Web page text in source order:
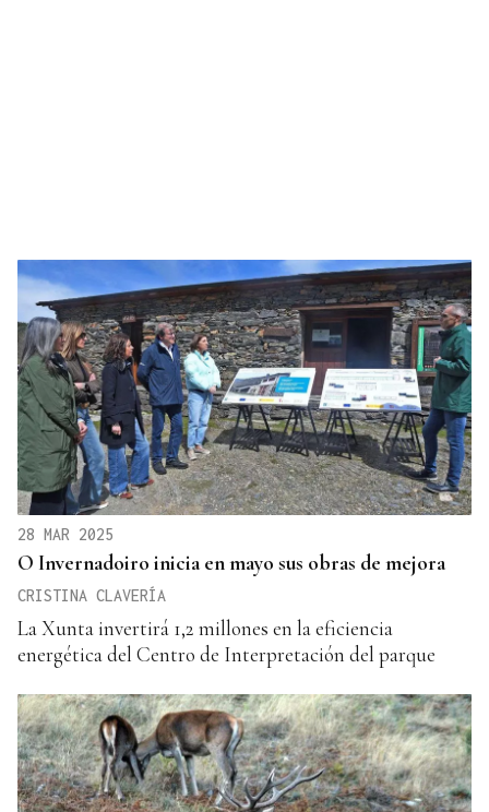
28 MAR 2025
O Invernadoiro inicia en mayo sus obras de mejora
CRISTINA CLAVERÍA
La Xunta invertirá 1,2 millones en la eficiencia
energética del Centro de Interpretación del parque